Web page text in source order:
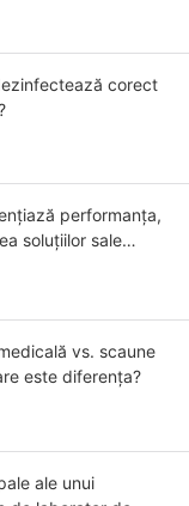
corect
performanța,
soluțiilor sale
vs. scaune
este diferența?
ale unui